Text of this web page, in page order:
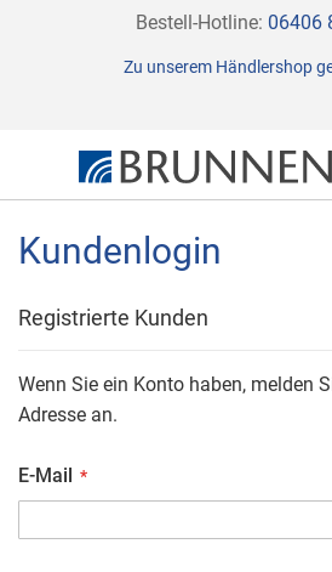
Direkt
Inhalt
Bestell-Hotline: 06406
Zu unserem Händlershop
Kundenlogin
Registrierte Kunden
Wenn Sie ein Konto haben, melden
Adresse an.
E-Mail